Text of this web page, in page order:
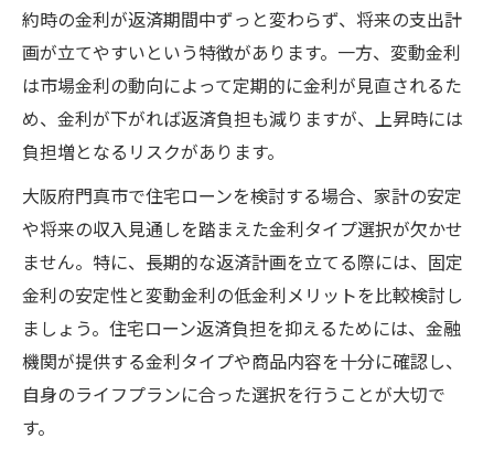
約時の金利が返済期間中ずっと変わらず、将来の支出計
画が立てやすいという特徴があります。一方、変動金利
は市場金利の動向によって定期的に金利が見直されるた
め、金利が下がれば返済負担も減りますが、上昇時には
負担増となるリスクがあります。
大阪府門真市で住宅ローンを検討する場合、家計の安定
や将来の収入見通しを踏まえた金利タイプ選択が欠かせ
ません。特に、長期的な返済計画を立てる際には、固定
金利の安定性と変動金利の低金利メリットを比較検討し
ましょう。住宅ローン返済負担を抑えるためには、金融
機関が提供する金利タイプや商品内容を十分に確認し、
自身のライフプランに合った選択を行うことが大切で
す。